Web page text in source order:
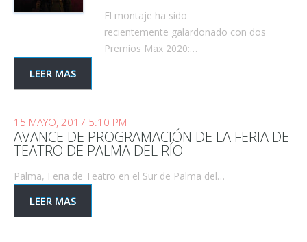
El montaje ha sido
recientemente galardonado con dos
Premios Max 2020:…
LEER MAS
15 MAYO, 2017 5:10 PM
AVANCE DE PROGRAMACIÓN DE LA FERIA DE
TEATRO DE PALMA DEL RÍO
Palma, Feria de Teatro en el Sur de Palma del…
LEER MAS